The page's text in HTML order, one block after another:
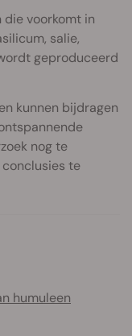
die voorkomt in
salie,
geproduceerd
kunnen bijdragen
nog te
te
humuleen